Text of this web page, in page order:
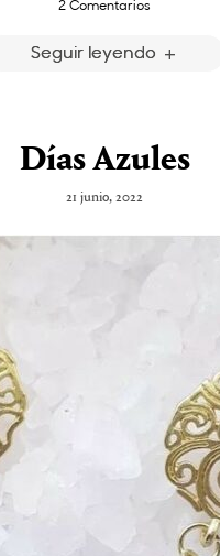
2 Comentarios
Seguir leyendo
Días Azules
21 junio, 2022